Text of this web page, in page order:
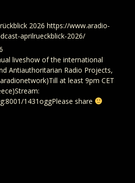
2026 https://www.aradio-
aprilrueckblick-2026/
liveshow of the international
Antiauthoritarian Radio Projects,
at least 9pm CET
1431oggPlease share